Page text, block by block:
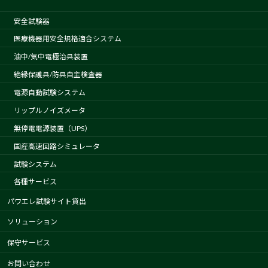
安全試験器
医療機器用安全規格適合システム
油中/気中電極治具装置
絶縁保護具/防具自主検査器
電源自動試験システム
リップルノイズメータ
無停電電源装置（UPS）
国産高速回路シミュレータ
試験システム
各種サービス
パワエレ試験サイト貸出
ソリューション
保守サービス
お問い合わせ